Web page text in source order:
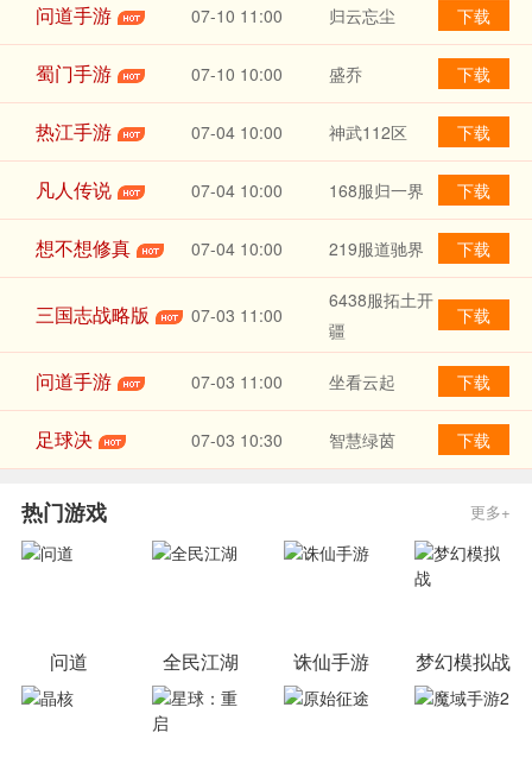
问道手游 07-10 11:00 归云忘尘 下载
蜀门手游 07-10 10:00 盛乔 下载
热江手游 07-04 10:00 神武112区 下载
凡人传说 07-04 10:00 168服归一界 下载
想不想修真 07-04 10:00 219服道驰界 下载
三国志战略版 07-03 11:00
6438服拓土开
疆
下载
问道手游 07-03 11:00 坐看云起 下载
足球决 07-03 10:30 智慧绿茵 下载
热门游戏 更多+
问道 全民江湖 诛仙手游 梦幻模拟战